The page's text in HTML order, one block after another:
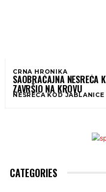
CRNA HRONIKA
SAOBRAĆAJNA NESREĆA
ZAVRŠIO NA KROVU
NESREĆA KOD JABLANICE
CATEGORIES